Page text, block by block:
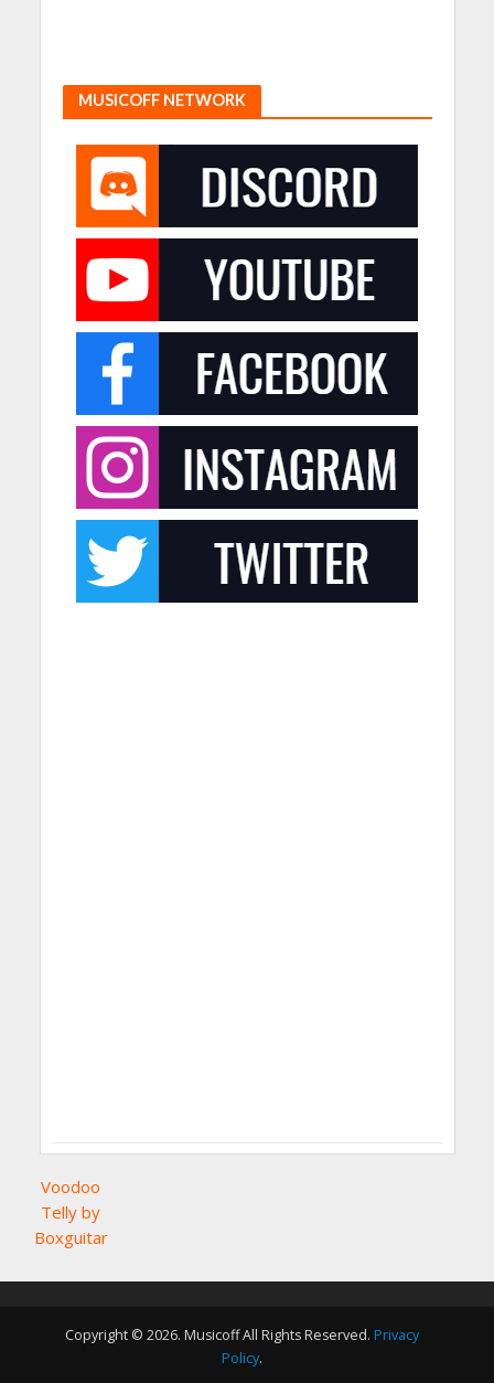
MUSICOFF NETWORK
Voodoo
Telly by
Boxguitar
Copyright © 2026. Musicoff All Rights Reserved. Privacy
Policy.